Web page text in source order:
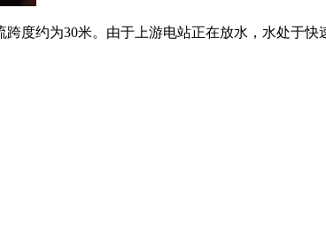
度约为30米。由于上游电站正在放水，水处于快